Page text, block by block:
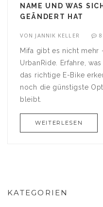
AME UND WAS SICH
EÄNDERT HAT
VON JANNIK KELLER
Mifa gibt es nicht mehr
UrbanRide. Erfahre,
das richtige E-Bike
noch die günstigste
bleibt.
WEITERLESEN
KATEGORIEN